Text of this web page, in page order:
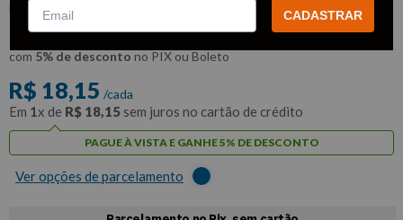
TEKBOND
R$17,24
com 5% de desconto no PIX ou Boleto
R$ 18,15 /cada
Em 1x de R$ 18,15 sem juros no cartão de crédito
PAGUE À VISTA E GANHE 5% DE DESCONTO
Ver opções de parcelamento
CADASTRAR